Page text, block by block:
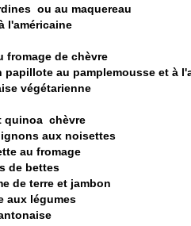
ou au maquereau
l'américaine
fromage de chèvre
papillote au pamplemousse et à
végétarienne
quinoa chèvre
aux noisettes
au fromage
de bettes
de terre et jambon
aux légumes